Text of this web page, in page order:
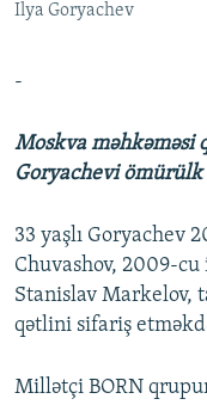
AZADLIQRADIOSU
RFE/RL-in bütün
Ilya Goryachev
-
Moskva məhkəməsi
Goryachevi ömürülk
33 yaşlı Goryachev
Chuvashov, 2009-
Stanislav Markelov,
qətlini sifariş
Millətçi BORN